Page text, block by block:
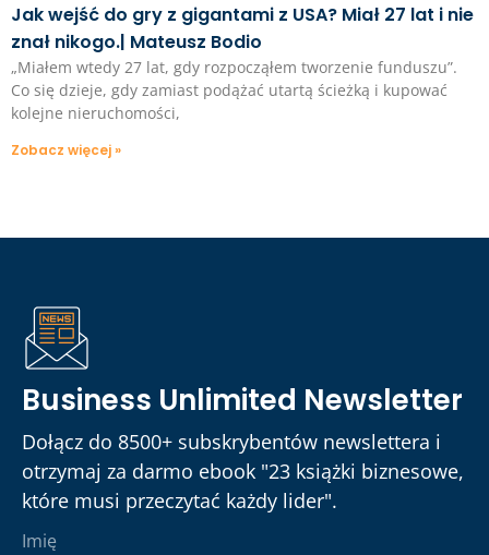
Jak wejść do gry z gigantami z USA? Miał 27 lat i nie
znał nikogo.| Mateusz Bodio
„Miałem wtedy 27 lat, gdy rozpocząłem tworzenie funduszu”.
Co się dzieje, gdy zamiast podążać utartą ścieżką i kupować
kolejne nieruchomości,
Zobacz więcej »
Business Unlimited Newsletter
Dołącz do 8500+ subskrybentów newslettera i
otrzymaj za darmo ebook "23 książki biznesowe,
które musi przeczytać każdy lider".